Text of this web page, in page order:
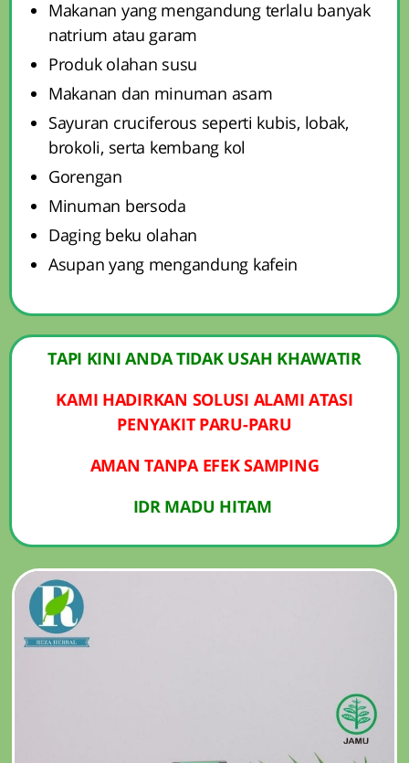
Makanan yang mengandung terlalu banyak
natrium atau garam
Produk olahan susu
Makanan dan minuman asam
Sayuran cruciferous seperti kubis, lobak,
brokoli, serta kembang kol
Gorengan
Minuman bersoda
Daging beku olahan
Asupan yang mengandung kafein
TAPI KINI ANDA TIDAK USAH KHAWATIR
KAMI HADIRKAN SOLUSI ALAMI ATASI
PENYAKIT PARU-PARU
AMAN TANPA EFEK SAMPING
IDR MADU HITAM